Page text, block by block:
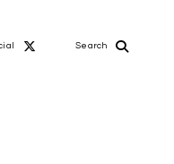
Search